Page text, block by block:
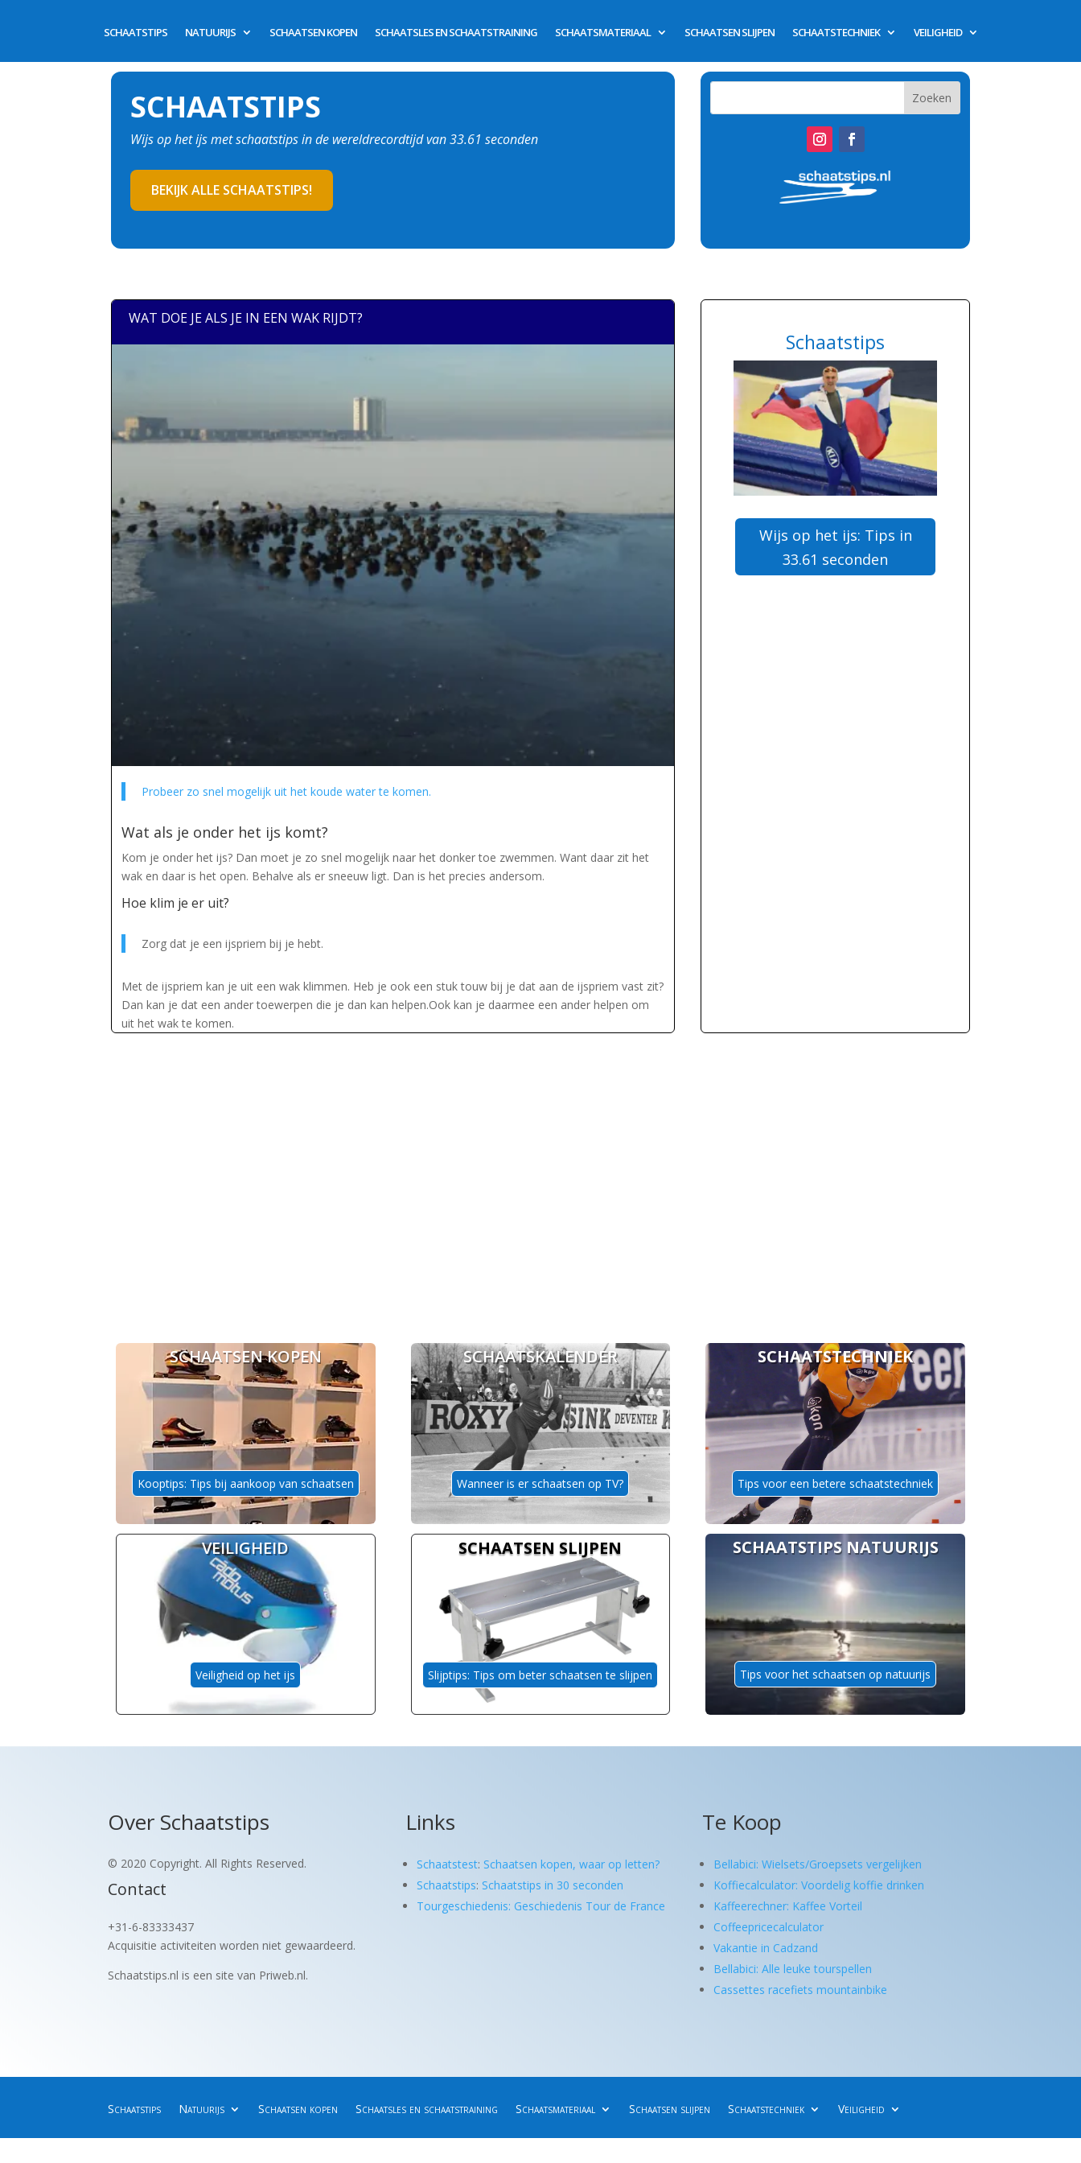
SCHAATSTIPS NATUURIJS SCHAATSEN KOPEN SCHAATSLES EN SCHAATSTRAINING SCHAATSMATERIAAL SCHAATSEN SLIJPEN SCHAATSTECHNIEK VEILIGHEID
SCHAATSTIPS
Wijs op het ijs met schaatstips in de wereldrecordtijd van 33.61 seconden
BEKIJK ALLE SCHAATSTIPS!
WAT DOE JE ALS JE IN EEN WAK RIJDT?
Probeer zo snel mogelijk uit het koude water te komen.
Wat als je onder het ijs komt?
Kom je onder het ijs? Dan moet je zo snel mogelijk naar het donker toe zwemmen. Want daar zit het
wak en daar is het open. Behalve als er sneeuw ligt. Dan is het precies andersom.
Hoe klim je er uit?
Zorg dat je een ijspriem bij je hebt.
Met de ijspriem kan je uit een wak klimmen. Heb je ook een stuk touw bij je dat aan de ijspriem vast zit?
Dan kan je dat een ander toewerpen die je dan kan helpen.Ook kan je daarmee een ander helpen om
uit het wak te komen.
Schaatstips
Wijs op het ijs: Tips in
33.61 seconden
SCHAATSEN KOPEN
Kooptips: Tips bij aankoop van schaatsen
VEILIGHEID
Veiligheid op het ijs
SCHAATSKALENDER
Wanneer is er schaatsen op TV?
SCHAATSEN SLIJPEN
Slijptips: Tips om beter schaatsen te slijpen
SCHAATSTECHNIEK
Tips voor een betere schaatstechniek
SCHAATSTIPS NATUURIJS
Tips voor het schaatsen op natuurijs
Over Schaatstips
© 2020 Copyright. All Rights Reserved.
Contact
+31-6-83333437
Acquisitie activiteiten worden niet gewaardeerd.
Schaatstips.nl is een site van Priweb.nl.
Links
Schaatstest: Schaatsen kopen, waar op letten?
Schaatstips: Schaatstips in 30 seconden
Tourgeschiedenis: Geschiedenis Tour de France
Te Koop
Bellabici: Wielsets/Groepsets vergelijken
Koffiecalculator: Voordelig koffie drinken
Kaffeerechner: Kaffee Vorteil
Coffeepricecalculator
Vakantie in Cadzand
Bellabici: Alle leuke tourspellen
Cassettes racefiets mountainbike
Schaatstips Natuurijs Schaatsen kopen Schaatsles en schaatstraining Schaatsmateriaal Schaatsen slijpen Schaatstechniek Veiligheid